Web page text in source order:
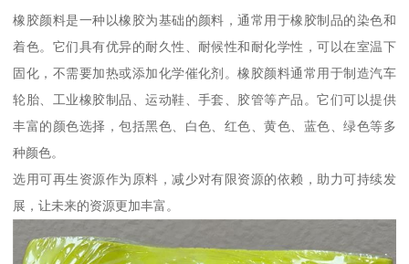
橡胶颜料是一种以橡胶为基础的颜料，通常用于橡胶制品的染色和
着色。它们具有优异的耐久性、耐候性和耐化学性，可以在室温下
固化，不需要加热或添加化学催化剂。橡胶颜料通常用于制造汽车
轮胎、工业橡胶制品、运动鞋、手套、胶管等产品。它们可以提供
丰富的颜色选择，包括黑色、白色、红色、黄色、蓝色、绿色等多
种颜色。
选用可再生资源作为原料，减少对有限资源的依赖，助力可持续发
展，让未来的资源更加丰富。